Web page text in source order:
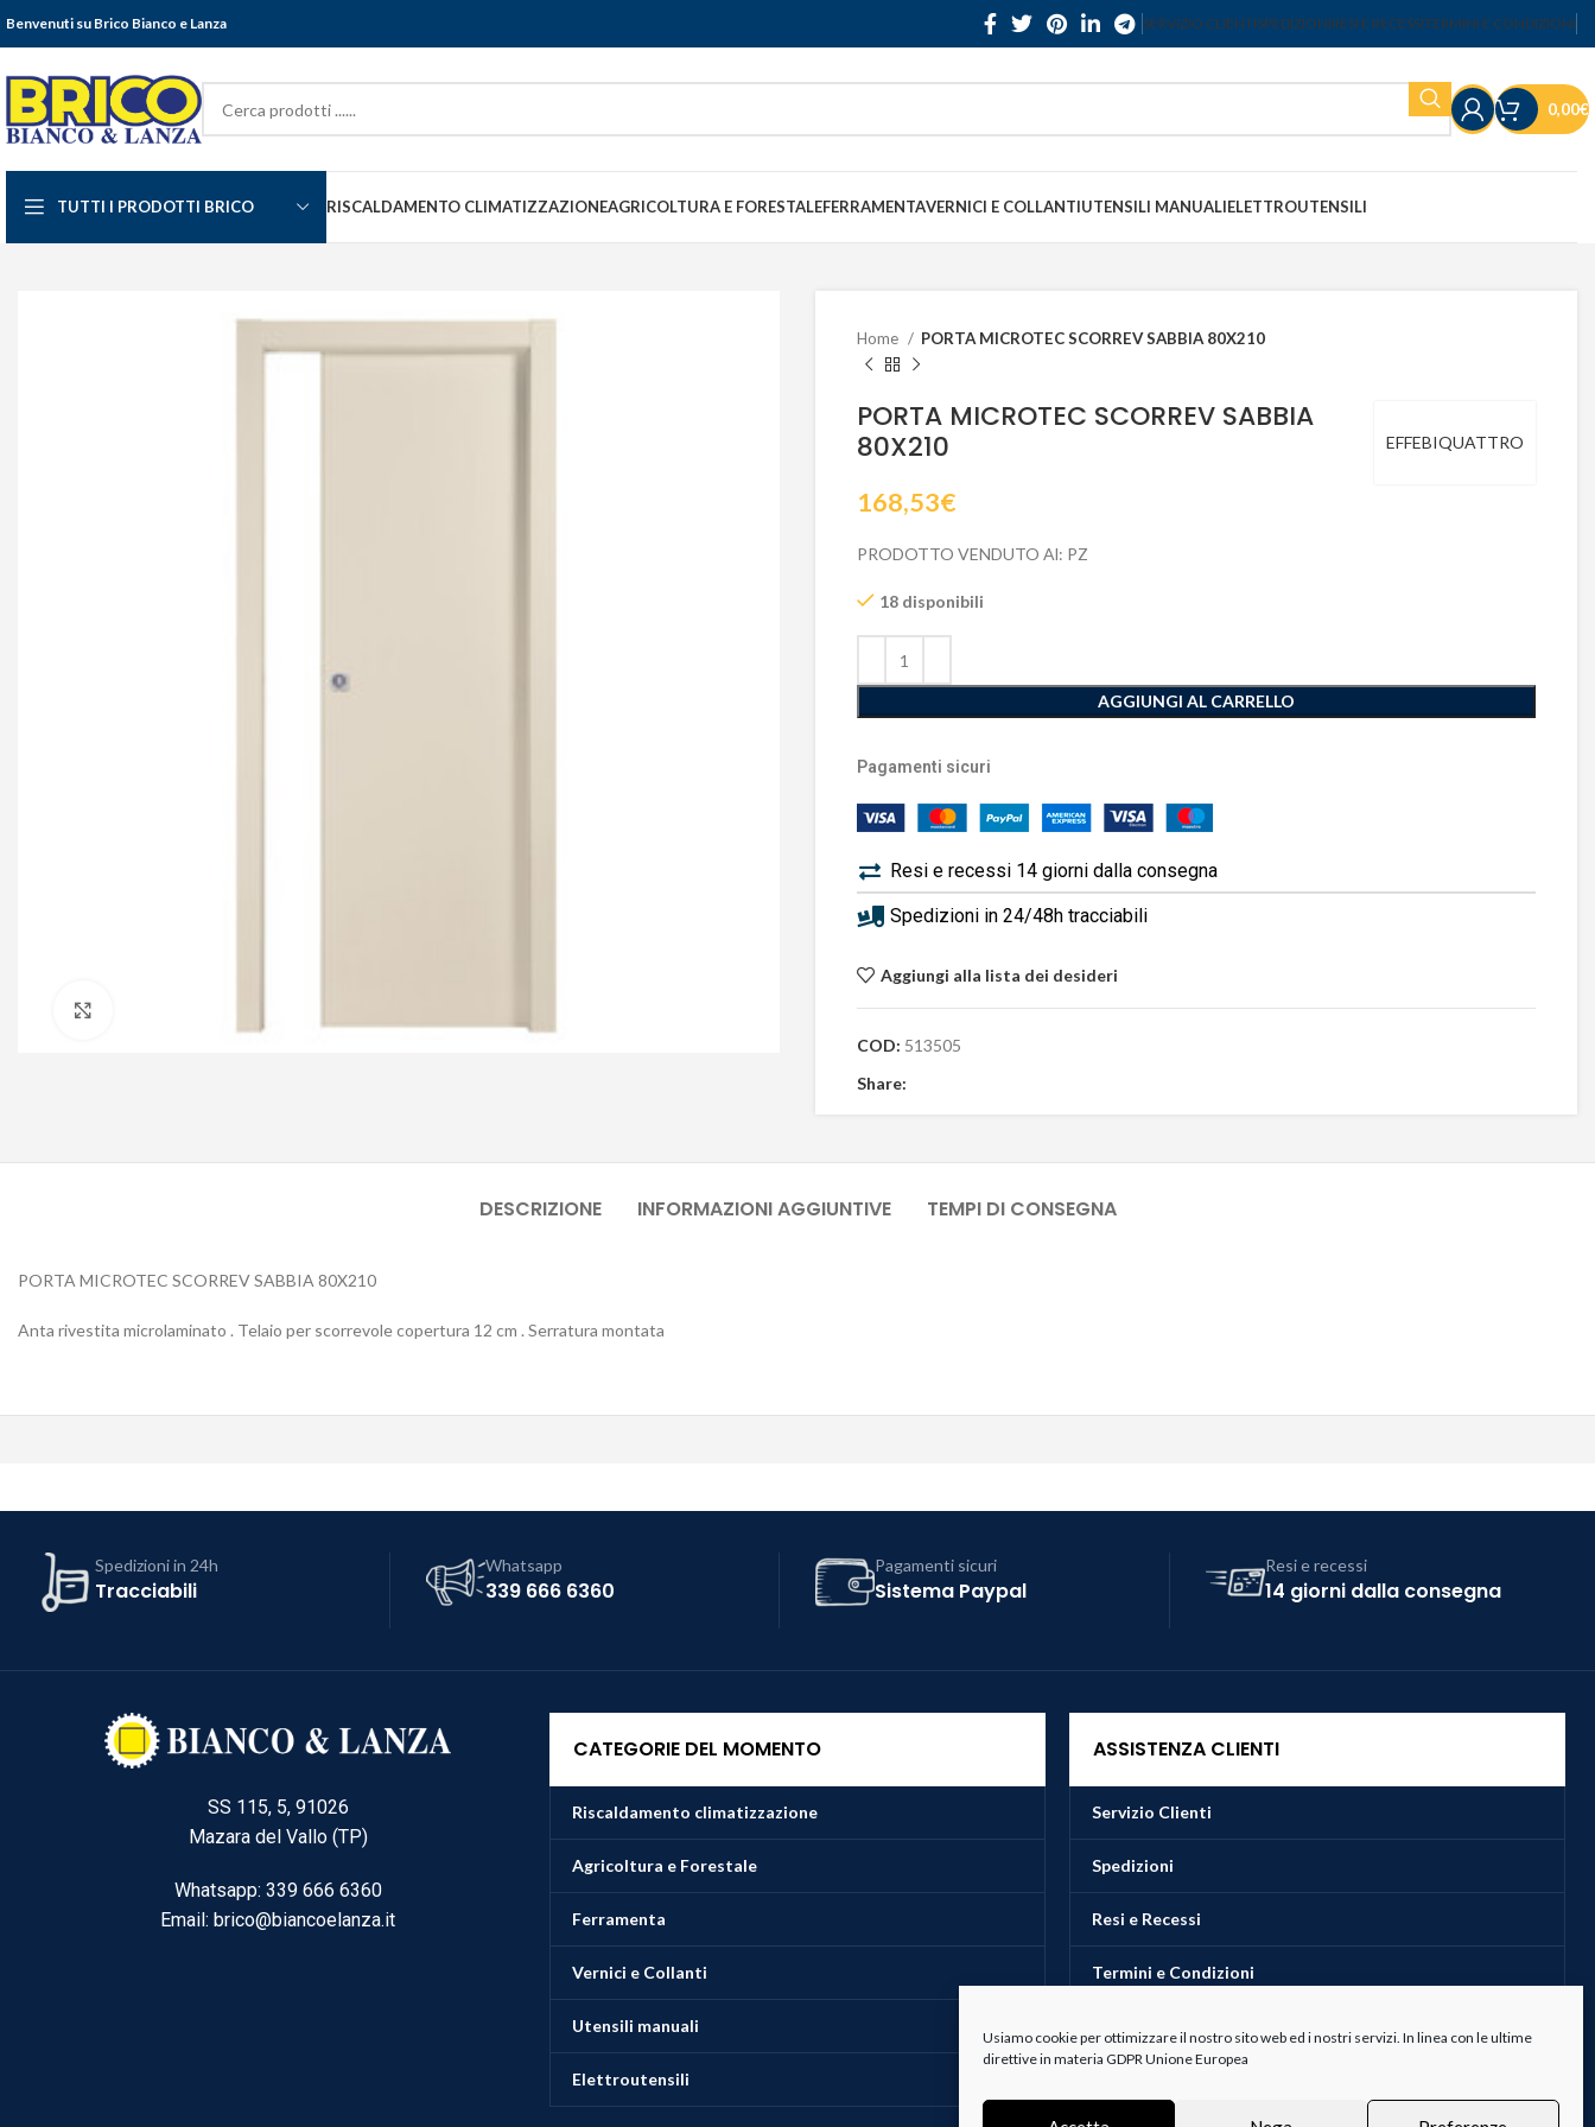
Usiamo cookie per ottimizzare il nostro sito web ed i nostri servizi. In linea con le ultime
direttive in materia GDPR Unione Europea
Benvenuti su Brico Bianco e Lanza SERVIZIO CLIENTISPEDIZIONIRESI E RECESSITERMINI E CONDIZIONI
0,00€
TUTTI I PRODOTTI BRICO RISCALDAMENTO CLIMATIZZAZIONEAGRICOLTURA E FORESTALEFERRAMENTAVERNICI E COLLANTIUTENSILI MANUALIELETTROUTENSILI
Home PORTA MICROTEC SCORREV SABBIA 80X210
EFFEBIQUATTRO
PORTA MICROTEC SCORREV SABBIA
80X210
168,53€
PRODOTTO VENDUTO Al: PZ
18 disponibili
AGGIUNGI AL CARRELLO
Pagamenti sicuri
Resi e recessi 14 giorni dalla consegna
Spedizioni in 24/48h tracciabili
Aggiungi alla lista dei desideri
COD: 513505
Share:
DESCRIZIONE INFORMAZIONI AGGIUNTIVE TEMPI DI CONSEGNA
PORTA MICROTEC SCORREV SABBIA 80X210
Anta rivestita microlaminato . Telaio per scorrevole copertura 12 cm . Serratura montata
Spedizioni in 24h
Tracciabili
Whatsapp
339 666 6360
Pagamenti sicuri
Sistema Paypal
Resi e recessi
14 giorni dalla consegna
SS 115, 5, 91026
Mazara del Vallo (TP)
Whatsapp: 339 666 6360
Email: brico@biancoelanza.it
CATEGORIE DEL MOMENTO
Riscaldamento climatizzazione
Agricoltura e Forestale
Ferramenta
Vernici e Collanti
Utensili manuali
Elettroutensili
ASSISTENZA CLIENTI
Servizio Clienti
Spedizioni
Resi e Recessi
Termini e Condizioni